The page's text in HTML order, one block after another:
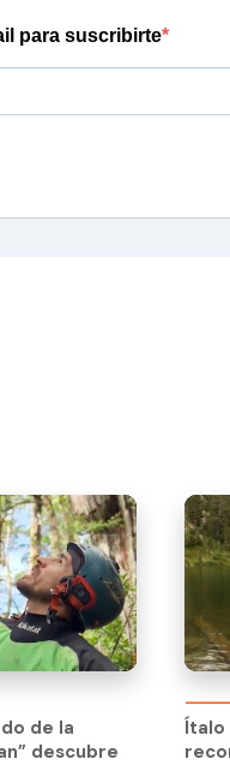
para suscribirte
de la
descubre
árbol más
de la
descubre
Ítalo